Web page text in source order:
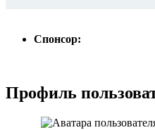
Спонсор:
Профиль